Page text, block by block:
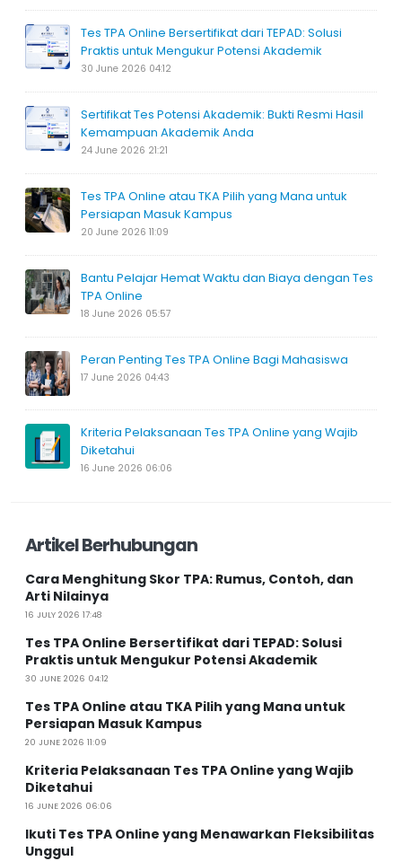
Tes TPA Online Bersertifikat dari TEPAD: Solusi
Praktis untuk Mengukur Potensi Akademik
30 June 2026 04:12
Sertifikat Tes Potensi Akademik: Bukti Resmi Hasil
Kemampuan Akademik Anda
24 June 2026 21:21
Tes TPA Online atau TKA Pilih yang Mana untuk
Persiapan Masuk Kampus
20 June 2026 11:09
Bantu Pelajar Hemat Waktu dan Biaya dengan Tes
TPA Online
18 June 2026 05:57
Peran Penting Tes TPA Online Bagi Mahasiswa
17 June 2026 04:43
Kriteria Pelaksanaan Tes TPA Online yang Wajib
Diketahui
16 June 2026 06:06
Artikel Berhubungan
Cara Menghitung Skor TPA: Rumus, Contoh, dan
Arti Nilainya
16 JULY 2026 17:48
Tes TPA Online Bersertifikat dari TEPAD: Solusi
Praktis untuk Mengukur Potensi Akademik
30 JUNE 2026 04:12
Tes TPA Online atau TKA Pilih yang Mana untuk
Persiapan Masuk Kampus
20 JUNE 2026 11:09
Kriteria Pelaksanaan Tes TPA Online yang Wajib
Diketahui
16 JUNE 2026 06:06
Ikuti Tes TPA Online yang Menawarkan Fleksibilitas
Unggul